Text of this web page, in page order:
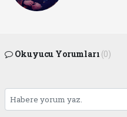
Okuyucu Yorumları (0)